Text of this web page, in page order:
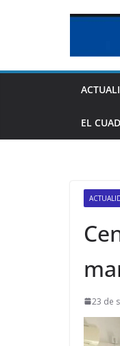
EL
23 de